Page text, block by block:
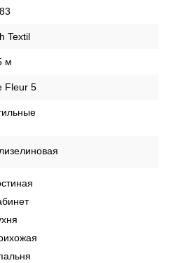
Textil
м
Fleur 5